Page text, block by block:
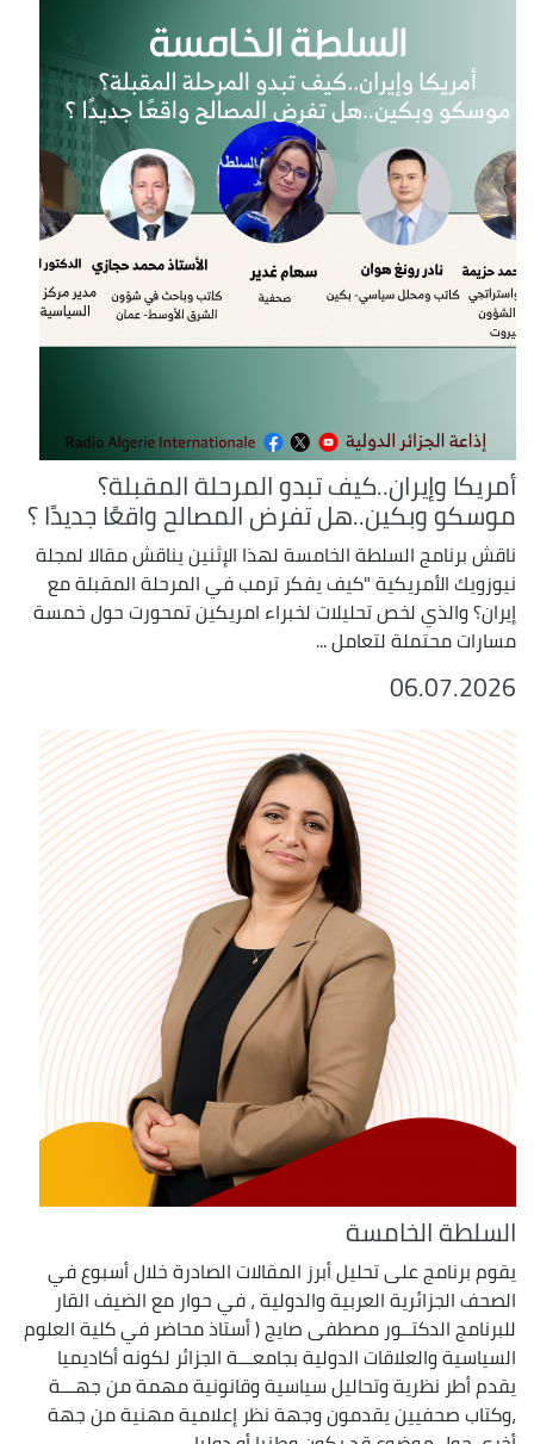
أمريكا وإيران..كيف تبدو المرحلة المقبلة؟
موسكو وبكين..هل تفرض المصالح واقعًا جديدًا ؟
ناقش برنامج السلطة الخامسة لهذا الإثنين يناقش مقالا لمجلة
نيوزويك الأمريكية "كيف يفكر ترمب في المرحلة المقبلة مع
إيران؟ والذي لخص تحليلات لخبراء امريكين تمحورت حول خمسة
مسارات محتملة لتعامل ...
06.07.2026
السلطة الخامسة
يقوم برنامج على تحليل أبرز المقالات الصادرة خلال أسبوع في
الصحف الجزائرية العربية والدولية ، في حوار مع الضيف القار
للبرنامج الدكتــور مصطفى صايج ( أستاذ محاضر في كلية العلوم
السياسية والعلاقات الدولية بجامعـــة الجزائر لكونه أكاديميا
يقدم أطر نظرية وتحاليل سياسية وقانونية مهمة من جهـــة
،وكتاب صحفيين يقدمون وجهة نظر إعلامية مهنية من جهة